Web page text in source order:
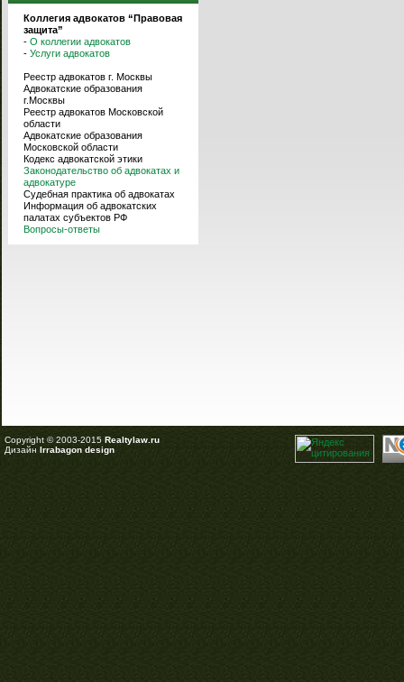
Коллегия адвокатов “Правовая
защита”
- О коллегии адвокатов
- Услуги адвокатов
Реестр адвокатов г. Москвы
Адвокатские образования
г.Москвы
Реестр адвокатов Московской
области
Адвокатские образования
Московской области
Кодекс адвокатской этики
Законодательство об адвокатах и
адвокатуре
Судебная практика об адвокатах
Информация об адвокатских
палатах субъектов РФ
Вопросы-ответы
Copyright © 2003-2015 Realtylaw.ru
Дизайн Irrabagon design